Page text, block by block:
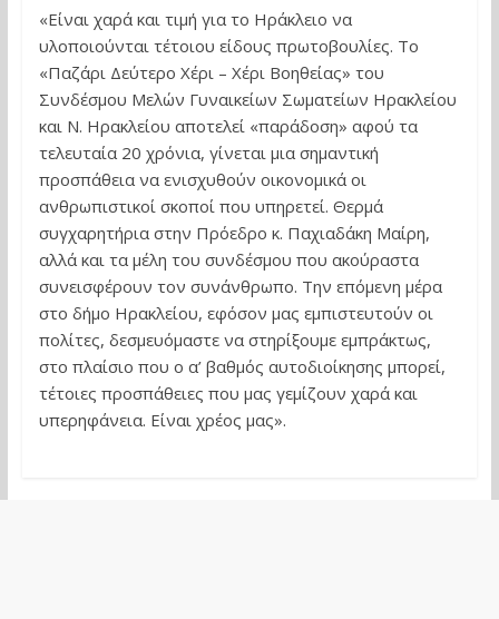
«Είναι χαρά και τιμή για το Ηράκλειο να
υλοποιούνται τέτοιου είδους πρωτοβουλίες. Το
«Παζάρι Δεύτερο Χέρι – Χέρι Βοηθείας» του
Συνδέσμου Μελών Γυναικείων Σωματείων Ηρακλείου
και Ν. Ηρακλείου αποτελεί «παράδοση» αφού τα
τελευταία 20 χρόνια, γίνεται μια σημαντική
προσπάθεια να ενισχυθούν οικονομικά οι
ανθρωπιστικοί σκοποί που υπηρετεί. Θερμά
συγχαρητήρια στην Πρόεδρο κ. Παχιαδάκη Μαίρη,
αλλά και τα μέλη του συνδέσμου που ακούραστα
συνεισφέρουν τον συνάνθρωπο. Την επόμενη μέρα
στο δήμο Ηρακλείου, εφόσον μας εμπιστευτούν οι
πολίτες, δεσμευόμαστε να στηρίξουμε εμπράκτως,
στο πλαίσιο που ο α’ βαθμός αυτοδιοίκησης μπορεί,
τέτοιες προσπάθειες που μας γεμίζουν χαρά και
υπερηφάνεια. Είναι χρέος μας».